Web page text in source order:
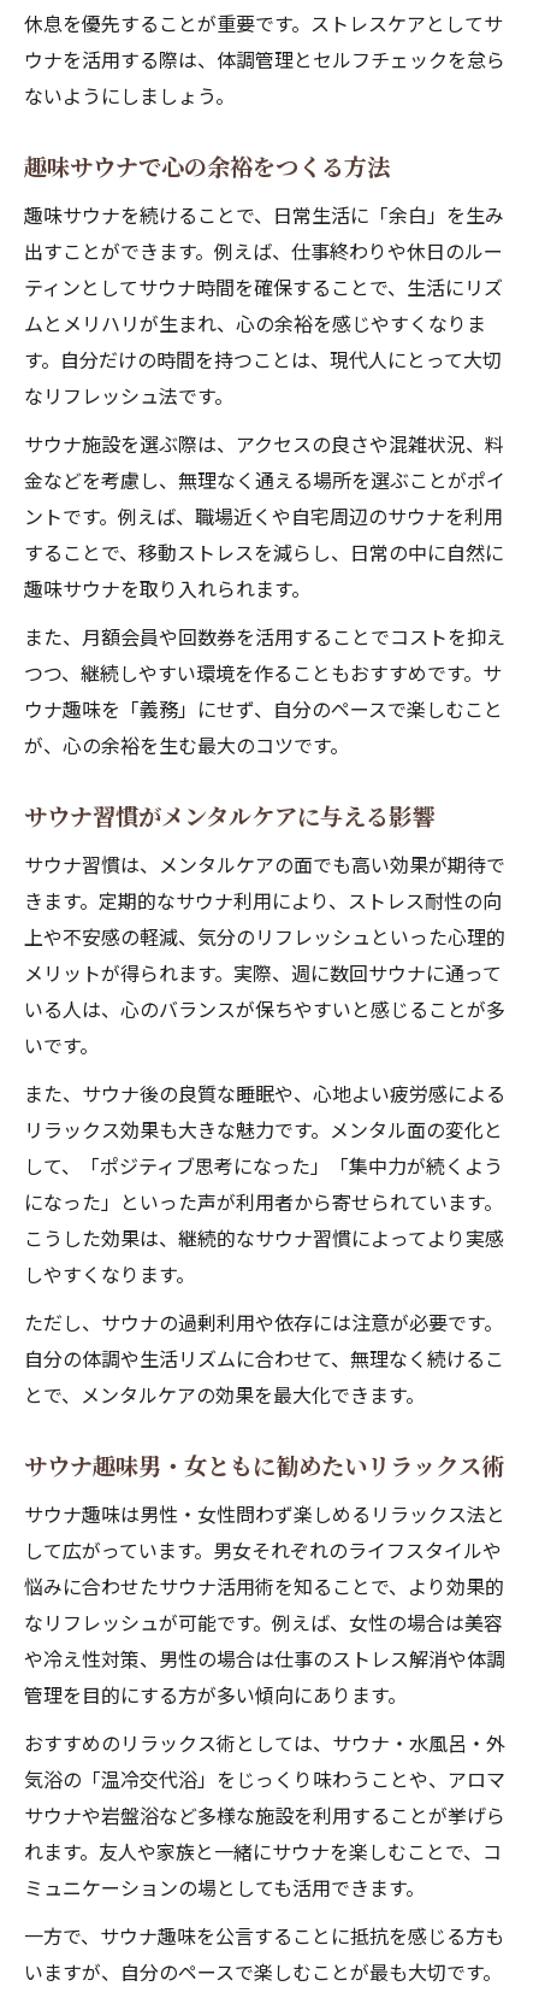
休息を優先することが重要です。ストレスケアとしてサ
ウナを活用する際は、体調管理とセルフチェックを怠ら
ないようにしましょう。
趣味サウナで心の余裕をつくる方法
趣味サウナを続けることで、日常生活に「余白」を生み
出すことができます。例えば、仕事終わりや休日のルー
ティンとしてサウナ時間を確保することで、生活にリズ
ムとメリハリが生まれ、心の余裕を感じやすくなりま
す。自分だけの時間を持つことは、現代人にとって大切
なリフレッシュ法です。
サウナ施設を選ぶ際は、アクセスの良さや混雑状況、料
金などを考慮し、無理なく通える場所を選ぶことがポイ
ントです。例えば、職場近くや自宅周辺のサウナを利用
することで、移動ストレスを減らし、日常の中に自然に
趣味サウナを取り入れられます。
また、月額会員や回数券を活用することでコストを抑え
つつ、継続しやすい環境を作ることもおすすめです。サ
ウナ趣味を「義務」にせず、自分のペースで楽しむこと
が、心の余裕を生む最大のコツです。
サウナ習慣がメンタルケアに与える影響
サウナ習慣は、メンタルケアの面でも高い効果が期待で
きます。定期的なサウナ利用により、ストレス耐性の向
上や不安感の軽減、気分のリフレッシュといった心理的
メリットが得られます。実際、週に数回サウナに通って
いる人は、心のバランスが保ちやすいと感じることが多
いです。
また、サウナ後の良質な睡眠や、心地よい疲労感による
リラックス効果も大きな魅力です。メンタル面の変化と
して、「ポジティブ思考になった」「集中力が続くよう
になった」といった声が利用者から寄せられています。
こうした効果は、継続的なサウナ習慣によってより実感
しやすくなります。
ただし、サウナの過剰利用や依存には注意が必要です。
自分の体調や生活リズムに合わせて、無理なく続けるこ
とで、メンタルケアの効果を最大化できます。
サウナ趣味男・女ともに勧めたいリラックス術
サウナ趣味は男性・女性問わず楽しめるリラックス法と
して広がっています。男女それぞれのライフスタイルや
悩みに合わせたサウナ活用術を知ることで、より効果的
なリフレッシュが可能です。例えば、女性の場合は美容
や冷え性対策、男性の場合は仕事のストレス解消や体調
管理を目的にする方が多い傾向にあります。
おすすめのリラックス術としては、サウナ・水風呂・外
気浴の「温冷交代浴」をじっくり味わうことや、アロマ
サウナや岩盤浴など多様な施設を利用することが挙げら
れます。友人や家族と一緒にサウナを楽しむことで、コ
ミュニケーションの場としても活用できます。
一方で、サウナ趣味を公言することに抵抗を感じる方も
いますが、自分のペースで楽しむことが最も大切です。